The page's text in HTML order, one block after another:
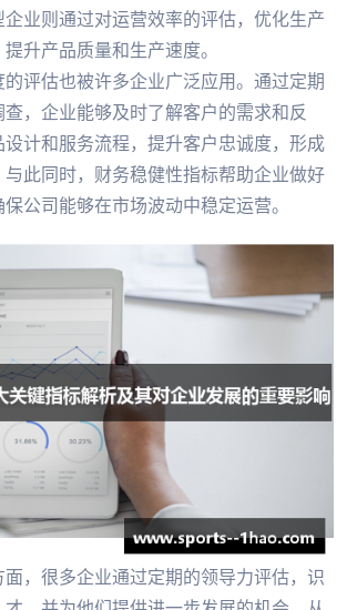
业则通过对运营效率的评估，优化生产
升产品质量和生产速度。
评估也被许多企业广泛应用。通过定期
，企业能够及时了解客户的需求和反
计和服务流程，提升客户忠诚度，形成
与此同时，财务稳健性指标帮助企业做好
公司能够在市场波动中稳定运营。
，很多企业通过定期的领导力评估，识